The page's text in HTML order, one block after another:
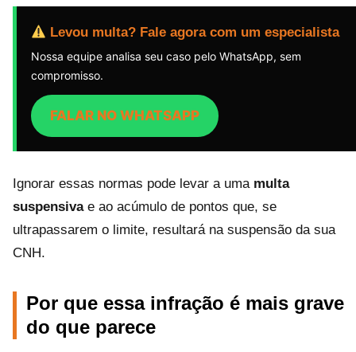
Levou multa? Fale agora com um especialista
Nossa equipe analisa seu caso pelo WhatsApp, sem
compromisso.
FALAR NO WHATSAPP
Ignorar essas normas pode levar a uma multa
suspensivae ao acúmulo de pontos que, se
ultrapassarem o limite, resultará na suspensão da sua
CNH.
Por que essa infração é mais grave
do que parece